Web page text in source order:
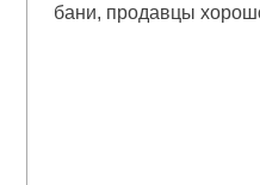
бани, продавцы